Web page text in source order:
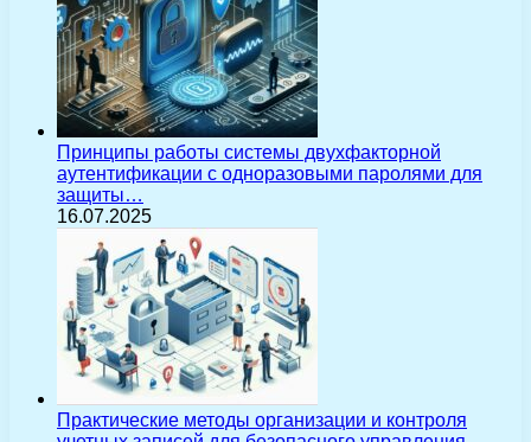
Принципы работы системы двухфакторной
аутентификации с одноразовыми паролями для
защиты…
16.07.2025
Практические методы организации и контроля